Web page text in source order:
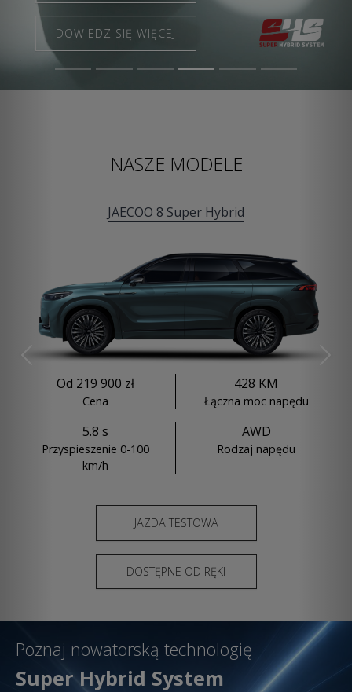
DOWIEDZ SIĘ WIĘCEJ
DOWIEDZ SIĘ WIĘCEJ
NASZE MODELE
JAECOO 8 Super Hybrid
Od 219 900 zł
Cena
428 KM
Łączna moc napędu
5.8 s
Przyspieszenie 0-100
km/h
AWD
Rodzaj napędu
JAZDA TESTOWA
DOSTĘPNE OD RĘKI
Previous Next
Poznaj nowatorską technologię
Super Hybrid System